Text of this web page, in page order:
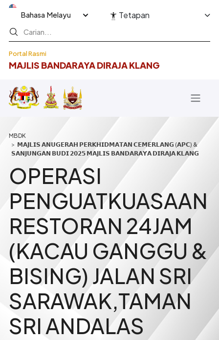
Langkau ke kandungan utama
Portal Rasmi
MAJLIS BANDARAYA DIRAJA KLANG
Select your language Tetapan
Breadcrumb
𝗠𝗔𝗝𝗟𝗜𝗦 𝗔𝗡𝗨𝗚𝗘𝗥𝗔𝗛 𝗣𝗘𝗥𝗞𝗛𝗜𝗗𝗠𝗔𝗧𝗔𝗡 𝗖𝗘𝗠𝗘𝗥𝗟𝗔𝗡𝗚 (𝗔𝗣𝗖) &
𝗦𝗔𝗡𝗝𝗨𝗡𝗚𝗔𝗡 𝗕𝗨𝗗𝗜 𝟮𝟬𝟮𝟱 𝗠𝗔𝗝𝗟𝗜𝗦 𝗕𝗔𝗡𝗗𝗔𝗥𝗔𝗬𝗔 𝗗𝗜𝗥𝗔𝗝𝗔 𝗞𝗟𝗔𝗡𝗚
OPERASI
PENGUATKUASAAN
RESTORAN 24JAM
(KACAU GANGGU &
BISING) JALAN SRI
SARAWAK,TAMAN
SRI ANDALAS